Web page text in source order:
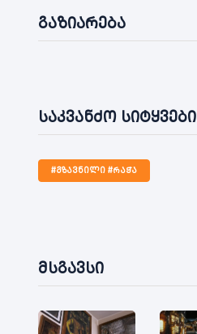
გაზიარება
საკვანძო სიტყვები
#გზავნილი #რაჭა
მსგავსი